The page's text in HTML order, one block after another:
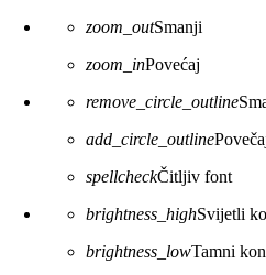
zoom_outSmanji
zoom_inPovećaj
remove_circle_outline
add_circle_outline
spellcheckČitljiv font
brightness_highSvijetli
brightness_lowTamni